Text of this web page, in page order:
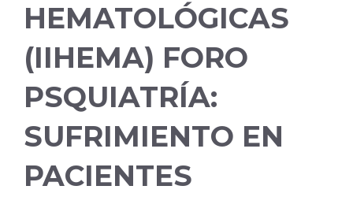
HEMATOLÓGICAS
(IIHEMA) FORO
PSQUIATRÍA:
SUFRIMIENTO EN
PACIENTES